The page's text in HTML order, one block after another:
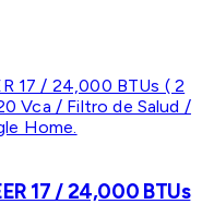
17 / 24,000 BTUs